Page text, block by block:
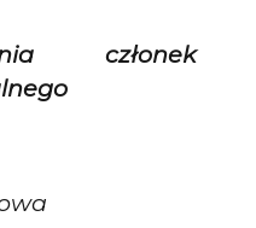
członek